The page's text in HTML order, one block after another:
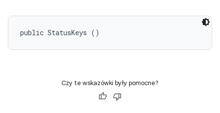
public StatusKeys ()
Czy te wskazówki były pomocne?